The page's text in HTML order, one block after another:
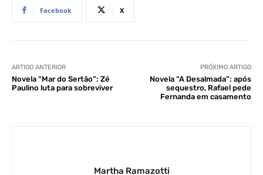
Facebook X
ARTIGO ANTERIOR
Novela “Mar do Sertão”: Zé
Paulino luta para sobreviver
PRÓXIMO ARTIGO
Novela “A Desalmada”: após
sequestro, Rafael pede
Fernanda em casamento
Martha Ramazotti